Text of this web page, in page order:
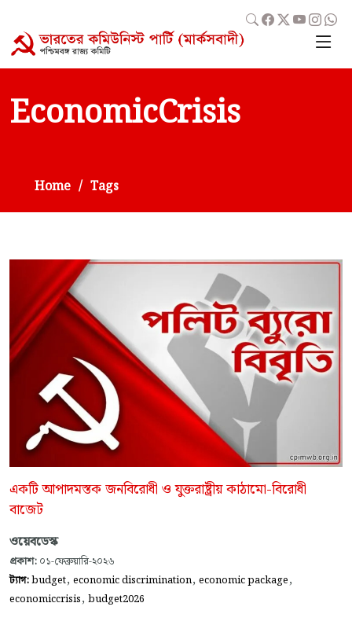
EconomicCrisis
Home Tags
একটি আপাদমস্তক জনবিরোধী ও যুক্তরাষ্ট্রীয় কাঠামো-বিরোধী
বাজেট
ওয়েবডেস্ক
প্রকাশ: ০১-ফেব্রুয়ারি-২০২৬
ট্যাগ:budget, economic discrimination, economic package,
economiccrisis, budget2026